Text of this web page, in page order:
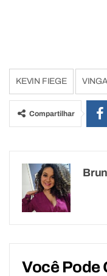
KEVIN FIEGE
Compartilhar
Você Pode